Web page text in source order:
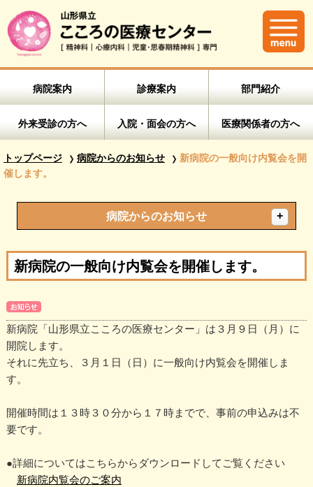
病院案内 診療案内 部門紹介
外来受診の方へ 入院・面会の方へ 医療関係者の方へ
トップページ 病院からのお知らせ
新病院の一般向け内覧会を開
催します。
病院からのお知らせ
新病院の一般向け内覧会を開催します。
新病院「山形県立こころの医療センター」は３月９日（月）に
開院します。
それに先立ち、３月１日（日）に一般向け内覧会を開催しま
す。
開催時間は１３時３０分から１７時までで、事前の申込みは不
要です。
●詳細についてはこちらからダウンロードしてご覧ください
新病院内覧会のご案内